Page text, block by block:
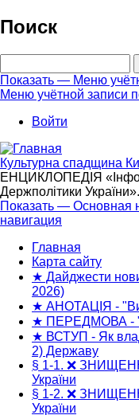
Перейти
к
основному
Поиск
Меню
учётной
записи
пользователя
Показать — Меню
Меню учётной записи
Войти
Культурна спадщина
ЕНЦИКЛОПЕДІЯ
Держполітики
Основная
навигация
Показать — Основная
навигация
Главная
Карта сайту
★ Дайджести
2026)
★ АНОТАЦІЯ -
★ ПЕРЕДМОВА -
★ ВСТУП - Як
2) Державу
§ 1-1. ❌
України
§ 1-2. ❌
України